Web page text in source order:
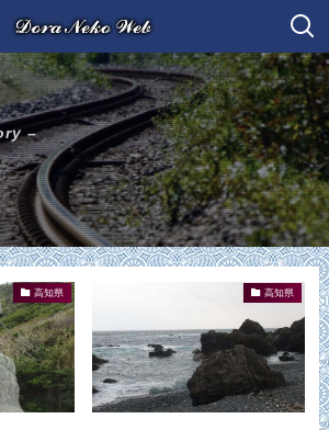
–
高知県 高知県